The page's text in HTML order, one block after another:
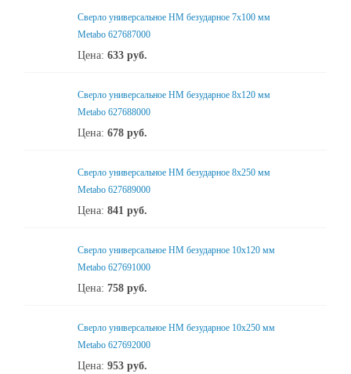
Сверло универсальное НМ безударное 7x100 мм
Metabo 627687000
Цена: 633 руб.
Сверло универсальное НМ безударное 8x120 мм
Metabo 627688000
Цена: 678 руб.
Сверло универсальное НМ безударное 8x250 мм
Metabo 627689000
Цена: 841 руб.
Сверло универсальное НМ безударное 10x120 мм
Metabo 627691000
Цена: 758 руб.
Сверло универсальное НМ безударное 10x250 мм
Metabo 627692000
Цена: 953 руб.